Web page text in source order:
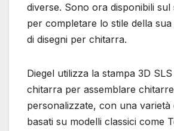
diverse. Sono ora disponibili sul
per completare lo stile della
di disegni per chitarra.
Diegel utilizza la stampa 3D
chitarra per assemblare chitarre
personalizzate, con una varietà
basati su modelli classici come